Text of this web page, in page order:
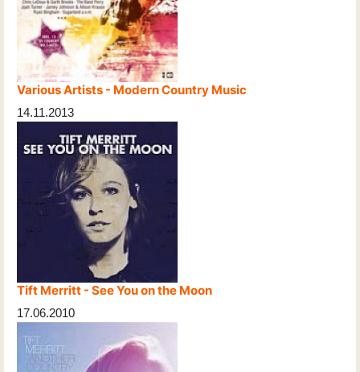
Various Artists - Modern Country Music
14.11.2013
Tift Merritt - See You on the Moon
17.06.2010